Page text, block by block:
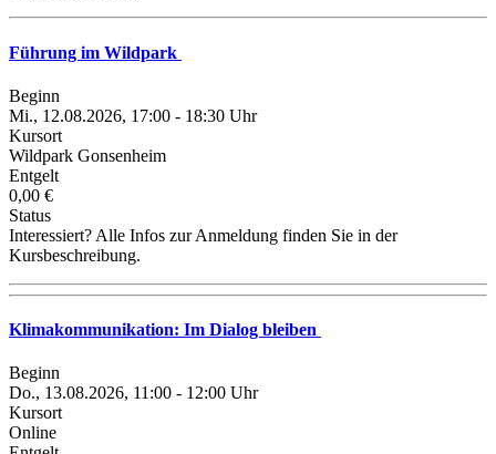
Führung im Wildpark
Beginn
Mi., 12.08.2026, 17:00 - 18:30 Uhr
Kursort
Wildpark Gonsenheim
Entgelt
0,00 €
Status
Interessiert? Alle Infos zur Anmeldung finden Sie in der
Kursbeschreibung.
Klimakommunikation: Im Dialog bleiben
Beginn
Do., 13.08.2026, 11:00 - 12:00 Uhr
Kursort
Online